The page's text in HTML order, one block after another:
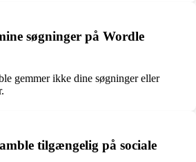
søgninger på Wordle
gemmer ikke dine søgninger eller
tilgængelig på sociale